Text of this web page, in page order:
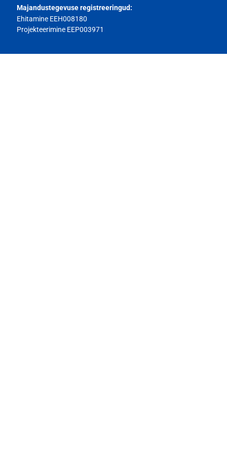
Majandustegevuse registreeringud:
Ehitamine EEH008180
Projekteerimine EEP003971